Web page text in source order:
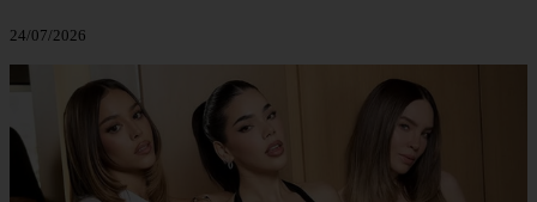
24/07/2026